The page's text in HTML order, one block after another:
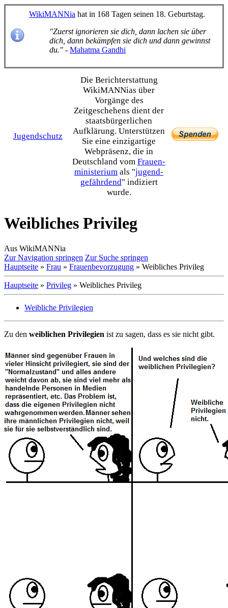
WikiMANNia hat in 168 Tagen seinen 18. Geburtstag.
"Zuerst ignorieren sie dich, dann lachen sie über
dich, dann bekämpfen sie dich und dann gewinnst
du." - Mahatma Gandhi
Jugendschutz
Die Bericht­erstattung
WikiMANNias über
Vorgänge des
Zeitgeschehens dient der
staats­bürgerlichen
Aufklärung. Unterstützen
Sie eine einzig­artige
Webpräsenz, die in
Deutschland vom Frauen­
ministerium als "jugend­
gefährdend" indiziert
wurde.
Weibliches Privileg
Aus WikiMANNia
Zur Navigation springen Zur Suche springen
Hauptseite » Frau » Frauenbevorzugung » Weibliches Privileg
Hauptseite » Privileg » Weibliches Privileg
Weibliche Privilegien
Zu den weiblichen Privilegien ist zu sagen, dass es sie nicht gibt.